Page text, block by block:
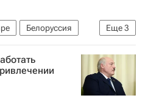
Еще3
Белоруссия